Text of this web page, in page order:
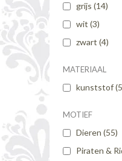
grijs (14)
wit (3)
zwart (4)
MATERIAAL
kunststof
MOTIEF
Dieren (55)
Piraten &